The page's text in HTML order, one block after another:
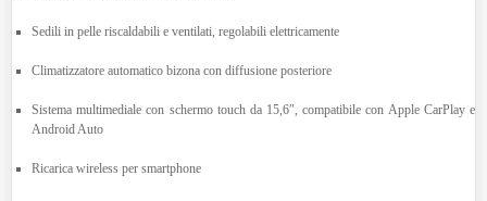
Sedili in pelle riscaldabili e ventilati, regolabili elettricamente
Climatizzatore automatico bizona con diffusione posteriore
Sistema multimediale con schermo touch da 15,6″, compatibile con Apple CarPlay e
Android Auto
Ricarica wireless per smartphone